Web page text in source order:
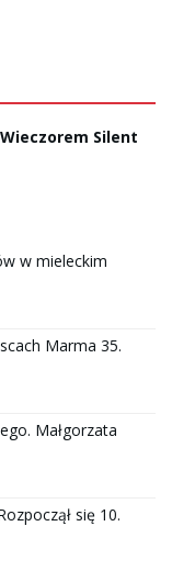
Silent
w mieleckim
Marma 35.
Małgorzata
się 10.